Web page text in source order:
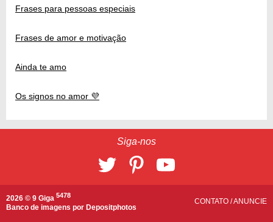
Frases para pessoas especiais
Frases de amor e motivação
Ainda te amo
Os signos no amor 💜
Siga-nos
2026 © 9 Giga 5478
Banco de imagens por Depositphotos
CONTATO /ANUNCIE